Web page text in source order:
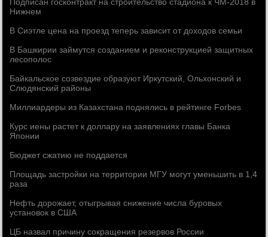
Нижнем
В Сиэтле цена на проезд теперь зависит от доходов семьи
В Башкирии займутся созданием и реконструкцией защитных
лесополос
Байкальское созвездие образуют Иркутский, Ольхонский и
Слюдянский районы
Миллиардеры из Казахстана поднялись в рейтинге Forbes
Курс иены растет к доллару на заявлениях главы Банка
Японии
Бюджет сжатию не поддается
Площадь застройки на территории МГУ могут уменьшить в 1,4
раза
Нефть дорожает, отыгрывая снижение числа буровых
установок в США
ЦБ назвал причину сокращения резервов России